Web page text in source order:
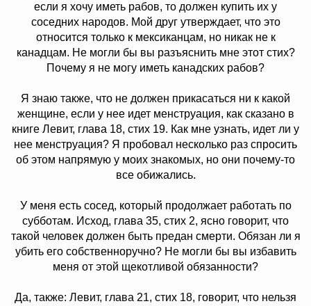
если я хочу иметь рабов, то должен купить их у
соседних народов. Мой друг утверждает, что это
относится только к мексиканцам, но никак не к
канадцам. Не могли бы вы разъяснить мне этот стих?
Почему я не могу иметь канадских рабов?
Я знаю также, что не должен прикасаться ни к какой
женщине, если у нее идет менструация, как сказано в
книге Левит, глава 18, стих 19. Как мне узнать, идет ли у
нее менструация? Я пробовал несколько раз спросить
об этом напрямую у моих знакомых, но они почему-то
все обижались.
У меня есть сосед, который продолжает работать по
субботам. Исход, глава 35, стих 2, ясно говорит, что
такой человек должен быть предан смерти. Обязан ли я
убить его собственноручно? Не могли бы вы избавить
меня от этой щекотливой обязанности?
Да, также: Левит, глава 21, стих 18, говорит, что нельзя